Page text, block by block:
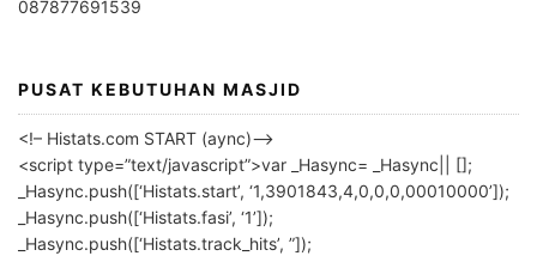
087877691539
PUSAT KEBUTUHAN MASJID
<!– Histats.com START (aync)–>
<script type=”text/javascript”>var _Hasync= _Hasync|| [];
_Hasync.push([‘Histats.start’, ‘1,3901843,4,0,0,0,00010000’]);
_Hasync.push([‘Histats.fasi’, ‘1’]);
_Hasync.push([‘Histats.track_hits’, ”]);